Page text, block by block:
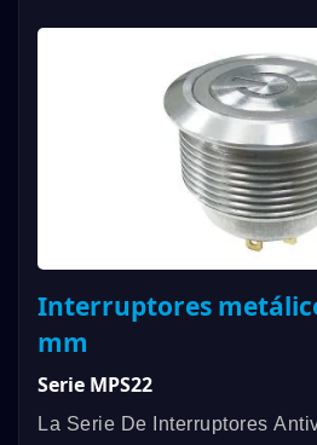
Interruptores
mm
Serie MPS22
La Serie De Interruptores